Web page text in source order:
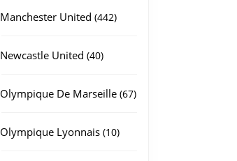
Manchester United 442442
Newcastle United 4040
Olympique De Marseille 6767
Olympique Lyonnais 1010